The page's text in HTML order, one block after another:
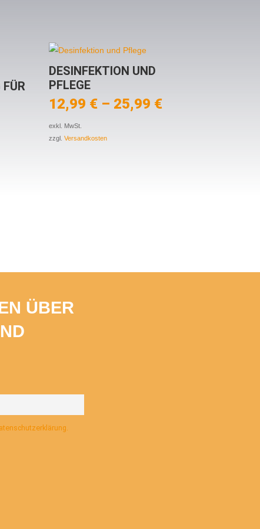
FÜR
DESINFEKTION UND
PFLEGE
12,99 €– 25,99 €
exkl. MwSt.
zzgl. Versandkosten
ÜBER